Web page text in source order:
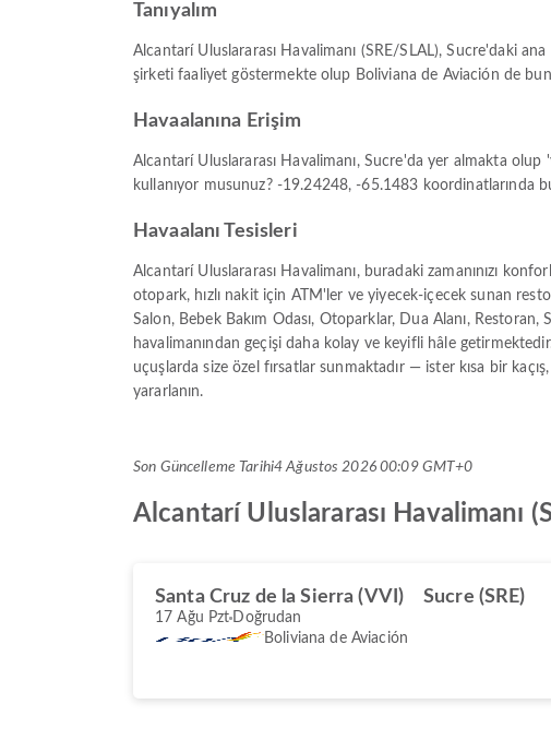
Tanıyalım
Alcantarí Uluslararası Havalimanı (SRE/SLAL), Sucre'daki
şirketi faaliyet göstermekte olup Boliviana de Aviación de
Havaalanına Erişim
Alcantarí Uluslararası Havalimanı, Sucre'da yer almakta
kullanıyor musunuz? -19.24248, -65.1483 koordinatlarında
Havaalanı Tesisleri
Alcantarí Uluslararası Havalimanı, buradaki zamanınızı
otopark, hızlı nakit için ATM'ler ve yiyecek-içecek sunan
Salon, Bebek Bakım Odası, Otoparklar, Dua Alanı, Restoran,
havalimanından geçişi daha kolay ve keyifli hâle
uçuşlarda size özel fırsatlar sunmaktadır — ister kısa bir
yararlanın.
Son Güncelleme Tarihi4 Ağustos 2026 00:09 GMT+0
Alcantarí Uluslararası Havalimanı
Santa Cruz de la Sierra (VVI) Sucre (SRE)
17 Ağu Pzt Doğrudan
Boliviana de Aviación